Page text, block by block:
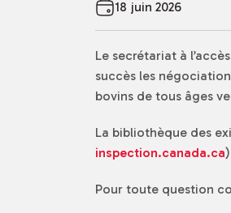
18 juin 2026
Le secrétariat à
succès les
bovins de tous âges
La bibliothèque des
inspection.canada.ca
Pour toute question